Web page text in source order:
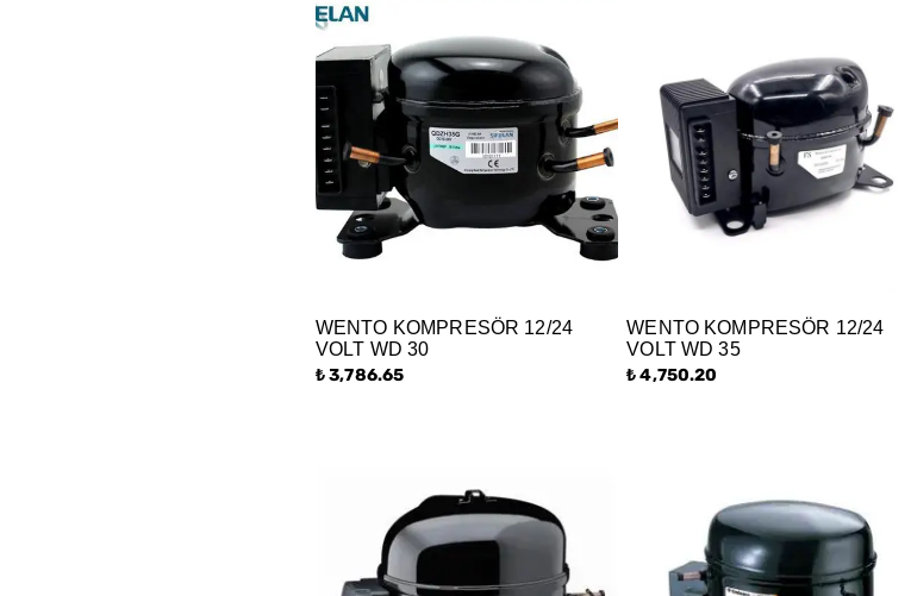
WENTO KOMPRESÖR 12/24
VOLT WD 30
₺ 3,786.65
WENTO KOMPRESÖR 12/24
VOLT WD 35
₺ 4,750.20